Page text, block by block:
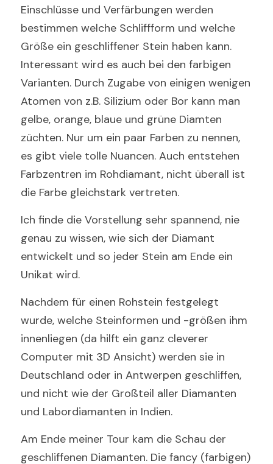
Einschlüsse und Verfärbungen werden
bestimmen welche Schliffform und welche
Größe ein geschliffener Stein haben kann.
Interessant wird es auch bei den farbigen
Varianten. Durch Zugabe von einigen wenigen
Atomen von z.B. Silizium oder Bor kann man
gelbe, orange, blaue und grüne Diamten
züchten. Nur um ein paar Farben zu nennen,
es gibt viele tolle Nuancen. Auch entstehen
Farbzentren im Rohdiamant, nicht überall ist
die Farbe gleichstark vertreten.
Ich finde die Vorstellung sehr spannend, nie
genau zu wissen, wie sich der Diamant
entwickelt und so jeder Stein am Ende ein
Unikat wird.
Nachdem für einen Rohstein festgelegt
wurde, welche Steinformen und -größen ihm
innenliegen (da hilft ein ganz cleverer
Computer mit 3D Ansicht) werden sie in
Deutschland oder in Antwerpen geschliffen,
und nicht wie der Großteil aller Diamanten
und Labordiamanten in Indien.
Am Ende meiner Tour kam die Schau der
geschliffenen Diamanten. Die fancy (farbigen)